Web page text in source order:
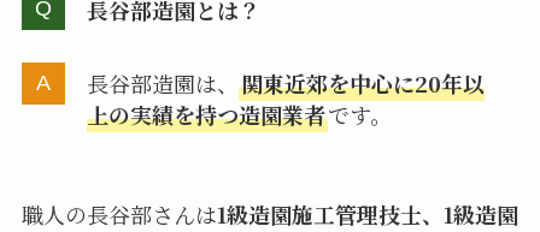
長谷部造園とは？
長谷部造園は、 関東近郊を中心に20年以
上の実績を持つ造園業者です。
職人の長谷部さんは1級造園施工管理技士、1級造園